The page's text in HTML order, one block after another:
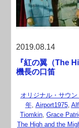
2019.08.14
『紅の翼（The
機長の口笛
オリジナル・サウ
年, Airport1975,
Tiomkin Grace
The High and the